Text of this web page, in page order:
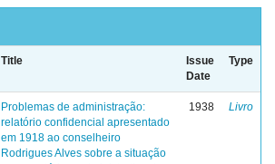
Title
Issue
Date
Type
Problemas de administração:
relatório confidencial apresentado
em 1918 ao conselheiro
Rodrigues Alves sobre a situação
1938 Livro